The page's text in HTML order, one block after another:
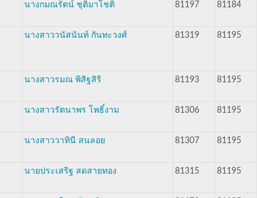
นางกมณรัตน์ ชุติมาโชติ 81197 81184
นางสาววนัสนันท์ กันทะวงศ์ 81319 81195
นางสาวรมณ พิสิฐสิริ 81193 81195
นางสาวรัตนาพร โพธิ์งาม 81306 81195
นางสาววาทินี สนลอย 81307 81195
นายประเสริฐ สดสายทอง 81315 81195